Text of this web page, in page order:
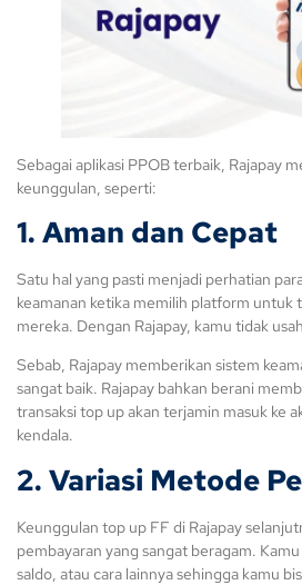
Sebagai aplikasi PPOB terbaik, Rajapay
keunggulan, seperti:
1. Aman dan Cepat
Satu hal yang pasti menjadi perhatian
keamanan ketika memilih platform untuk
mereka. Dengan Rajapay, kamu tidak
Sebab, Rajapay memberikan sistem
sangat baik. Rajapay bahkan berani
transaksi top up akan terjamin masuk ke
kendala.
2. Variasi Metode
Keunggulan top up FF di Rajapay
pembayaran yang sangat beragam.
saldo, atau cara lainnya sehingga kamu